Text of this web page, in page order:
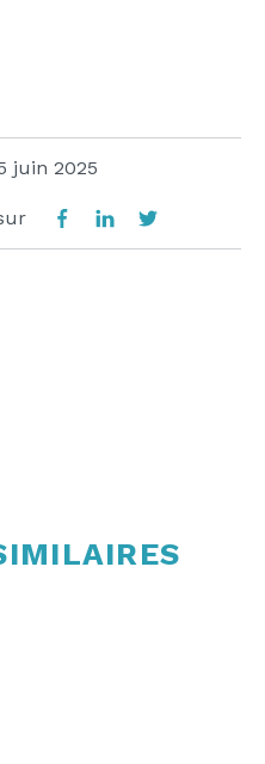
juin 2025